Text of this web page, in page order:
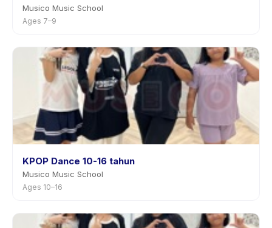
Musico Music School
Ages 7–9
KPOP Dance 10-16 tahun
Musico Music School
Ages 10–16